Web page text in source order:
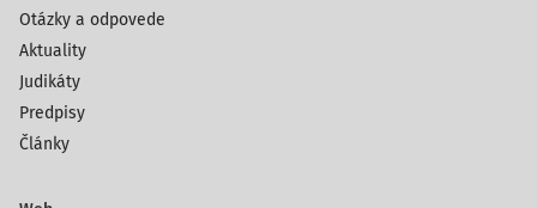
Otázky a odpovede
Aktuality
Judikáty
Predpisy
Články